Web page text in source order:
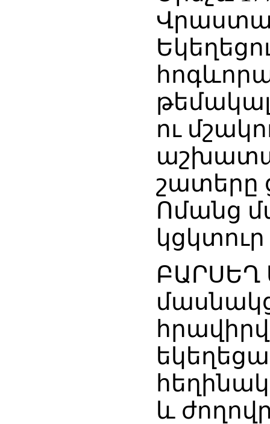
ու
շատերը
Ոմանց
կցկտուր
ԲԱՐՍԵՂ
և